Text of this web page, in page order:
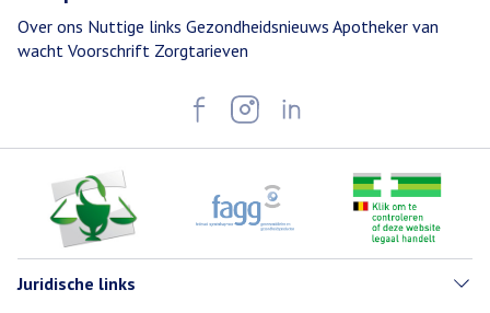
Over ons Nuttige links Gezondheidsnieuws Apotheker van
wacht Voorschrift Zorgtarieven
Juridische links